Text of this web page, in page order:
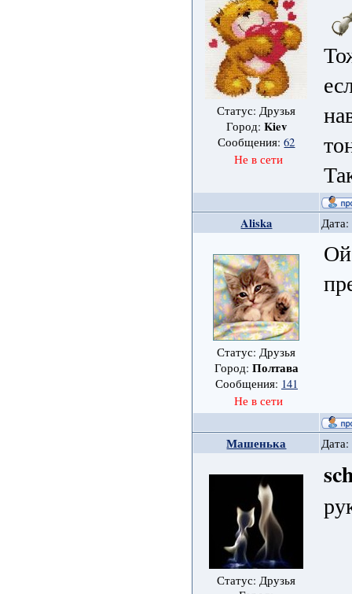
Статус: Друзья
Город: Kiev
Сообщения:62
Не в сети
Aliska Дата:
Статус: Друзья
Город: Полтава
Сообщения: 141
Не в сети
Машенька
Статус: Друзья